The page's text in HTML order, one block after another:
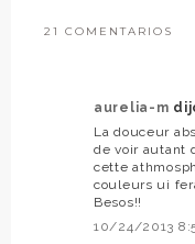
21 COMENTARIOS
aurelia-m
La douceur
de voir autant
cette
couleurs ui
Besos!!
10/24/2013